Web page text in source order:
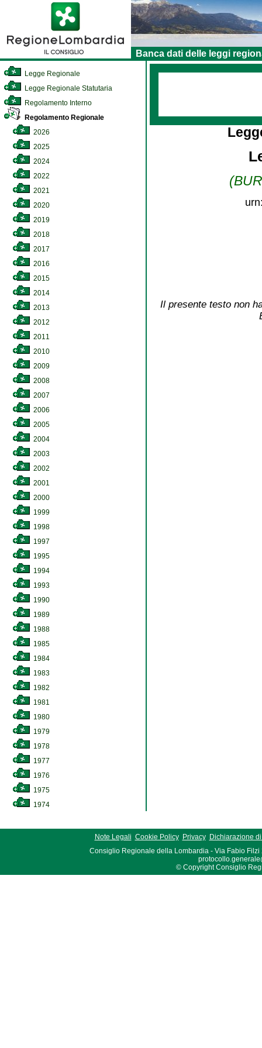
Banca dati delle leggi
Legge Regionale
Legge Regionale Statutaria
Regolamento Interno
Regolamento Regionale
2026
2025
2024
2022
2021
2020
2019
2018
2017
2016
2015
2014
2013
2012
2011
2010
2009
2008
2007
2006
2005
2004
2003
2002
2001
2000
1999
1998
1997
1995
1994
1993
1990
1989
1988
1985
1984
1983
1982
1981
1980
1979
1978
1977
1976
1975
1974
Il presente testo non
Note Legali Cookie Policy Privacy
Dichiarazione
Consiglio Regionale della Lombardia - Via Fabio Filzi
© Copyright Consiglio